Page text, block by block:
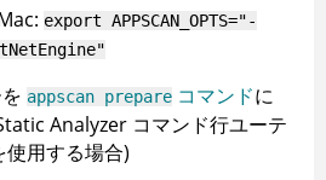
export APPSCAN_OPTS="-
appscan prepare コマンドに
Analyzer コマンド行ユーテ
使用する場合)